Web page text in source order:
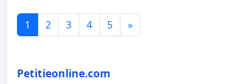
1 2 3 4 5 »
Petitieonline.com